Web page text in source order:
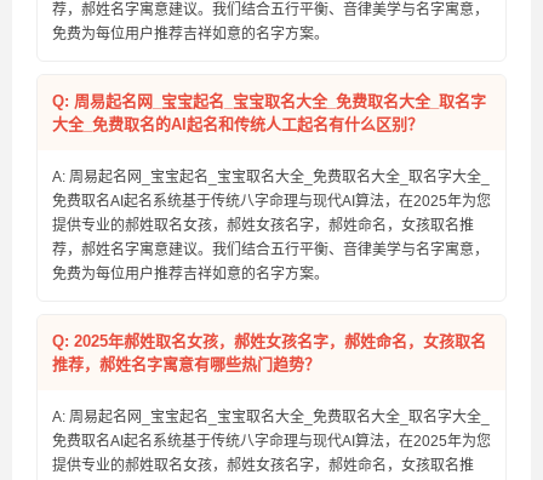
荐，郝姓名字寓意建议。我们结合五行平衡、音律美学与名字寓意，
免费为每位用户推荐吉祥如意的名字方案。
Q: 周易起名网_宝宝起名_宝宝取名大全_免费取名大全_取名字
大全_免费取名的AI起名和传统人工起名有什么区别？
A: 周易起名网_宝宝起名_宝宝取名大全_免费取名大全_取名字大全_
免费取名AI起名系统基于传统八字命理与现代AI算法，在2025年为您
提供专业的郝姓取名女孩，郝姓女孩名字，郝姓命名，女孩取名推
荐，郝姓名字寓意建议。我们结合五行平衡、音律美学与名字寓意，
免费为每位用户推荐吉祥如意的名字方案。
Q: 2025年郝姓取名女孩，郝姓女孩名字，郝姓命名，女孩取名
推荐，郝姓名字寓意有哪些热门趋势？
A: 周易起名网_宝宝起名_宝宝取名大全_免费取名大全_取名字大全_
免费取名AI起名系统基于传统八字命理与现代AI算法，在2025年为您
提供专业的郝姓取名女孩，郝姓女孩名字，郝姓命名，女孩取名推